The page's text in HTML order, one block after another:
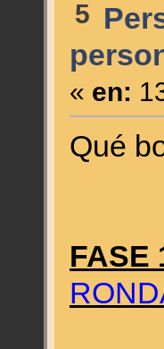
5
« en:
Qué
FASE